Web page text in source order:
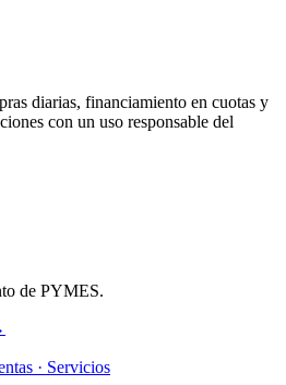
diarias, financiamiento en cuotas y
con un uso responsable del
de PYMES.
· Servicios